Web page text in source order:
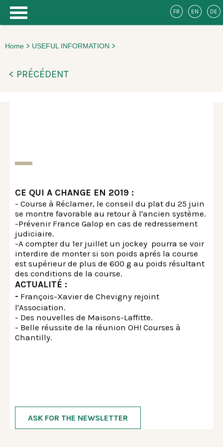
FR EN DE
Home > USEFUL INFORMATION >
< PRÉCÉDENT
CE QUI A CHANGE EN 2019 :
- Course à Réclamer, le conseil du plat du 25 juin
se montre favorable au retour à l'ancien système.
-Prévenir France Galop en cas de redressement
judiciaire.
-A compter du 1er juillet un jockey pourra se voir
interdire de monter si son poids aprés la course
est supérieur de plus de 600 g au poids résultant
des conditions de la course.
ACTUALITÉ :
- François-Xavier de Chevigny rejoint
l'Association.
- Des nouvelles de Maisons-Laffitte.
- Belle réussite de la réunion OH! Courses à
Chantilly.
ASK FOR THE NEWSLETTER